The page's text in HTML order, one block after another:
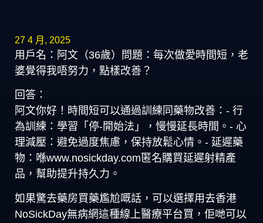
27 4 月, 2025
用戶名：阿文（36歲）問題：每次做愛時間短，老
婆覺得我唔努力，點樣改善？
回答：
阿文你好！時間短可以通過訓練同藥物改善：- 行
為訓練：學習「停-開始法」，慢慢延長時間。- 心
理減壓：避免過度焦慮，保持放鬆心情。- 延遲藥
物：喺www.nosickday.com匿名購買延遲射精產
品，幫助提升持久力。
如果驚去藥房買藥尷尬嘅話，可以選擇用去香港
NoSickDay無病網這種線上醫療平台買，佢哋可以